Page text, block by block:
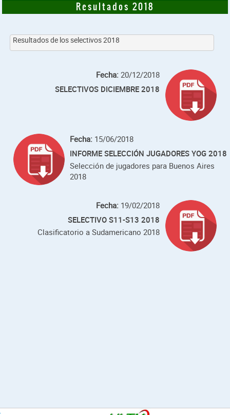
Resultados 2018
Resultados de los selectivos 2018
Fecha:20/12/2018
SELECTIVOS DICIEMBRE 2018
Fecha: 15/06/2018
INFORME SELECCIÓN JUGADORES YOG 2018
Selección de jugadores para Buenos Aires
2018
Fecha: 19/02/2018
SELECTIVO S11-S13 2018
Clasificatorio a Sudamericano 2018
para